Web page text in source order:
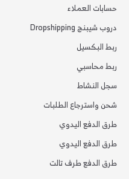
حسابات العملاء
دروب شيبنج Dropshipping
ربط البكسيل
ربط محاسبي
سجل النشاط
شحن واسترجاع الطلبات
طرق الدفع اليدوي
طرق الدفع اليدوي
طرق الدفع طرف تالت